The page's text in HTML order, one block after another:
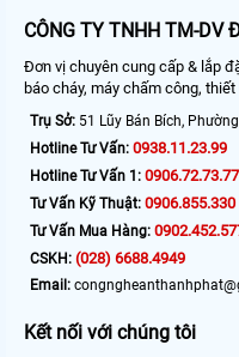
CÔNG TY TNHH TM-DV
Đơn vị chuyên cung cấp & lắp
báo cháy, máy chấm công, thiết
Trụ Sở: 51 Lũy Bán Bích,
Hotline Tư Vấn: 0938.11.23.99
Hotline Tư Vấn 1: 0906.72.73.77
Tư Vấn Kỹ Thuật: 0906.855.330
Tư Vấn Mua Hàng:
CSKH: (028) 6688.4949
Email:
Kết nối với chúng tôi